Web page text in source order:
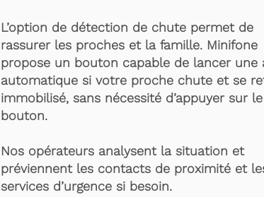
L’option de détection de chute permet de
rassurer les proches et la famille. Minifone
propose un bouton capable de lancer une
automatique si votre proche chute et se
immobilisé, sans nécessité d’appuyer sur le
bouton.
Nos opérateurs analysent la situation et
préviennent les contacts de proximité et
services d’urgence si besoin.